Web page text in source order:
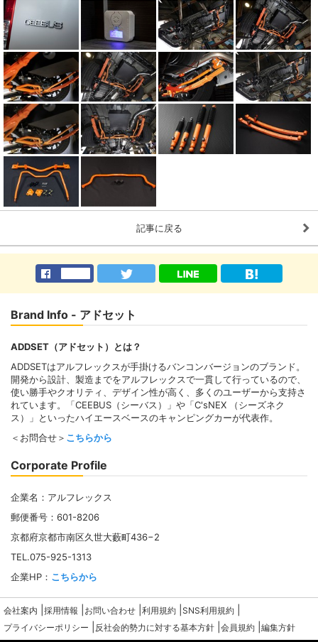
記事に戻る
Brand Info - アドセット
ADDSET（アドセット）とは？
ADDSETはアルフレックスが手掛けるバンコンバージョンのブランド。
開発から設計、製造までをアルフレックスで一貫して行っているので、
使い勝手やクオリティ、デザイン性が高く、多くのユーザーから支持さ
れています。「CEEBUS（シーバス）」や「C'sNEX （シーズネク
ス）」といったハイエースベースのキャンピングカーが代表作。
＜お問合せ＞ こちらから
Corporate Profile
企業名：アルフレックス
郵便番号：601-8206
京都府京都市南区久世大藪町436−2
TEL.075-925-1313
企業HP： こちらから
会社案内 採用情報 お問い合わせ 利用規約 SNS利用規約
プライバシーポリシー 反社会的勢力に対する基本方針 会員規約 編集方針